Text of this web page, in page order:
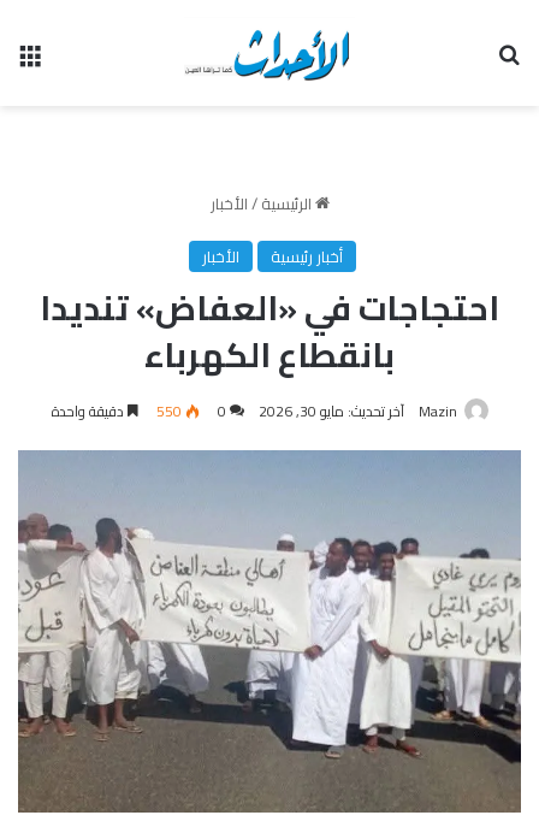
الرئيسية/الأخبار
أخبار رئيسية
الأخبار
احتجاجات في «العفاض» تنديدا
بانقطاع الكهرباء
Mazin آخر تحديث: مايو 30, 2026 0
550 دقيقة واحدة